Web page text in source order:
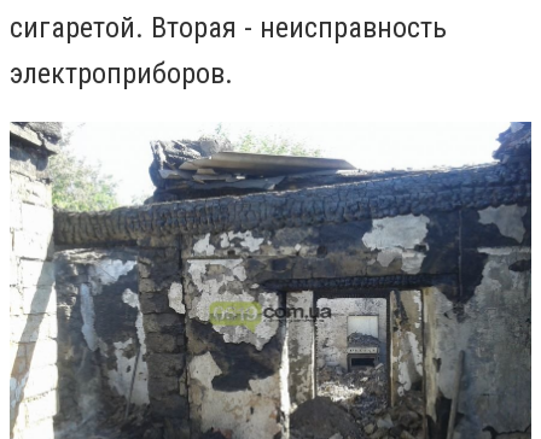
сигаретой. Вторая - неисправность
электроприборов.